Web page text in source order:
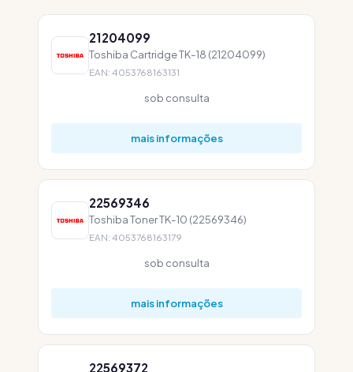
21204099
Toshiba Cartridge TK-18 (21204099)
EAN: 4053768163131
sob consulta
mais informações
22569346
Toshiba Toner TK-10 (22569346)
EAN: 4053768163179
sob consulta
mais informações
22569372